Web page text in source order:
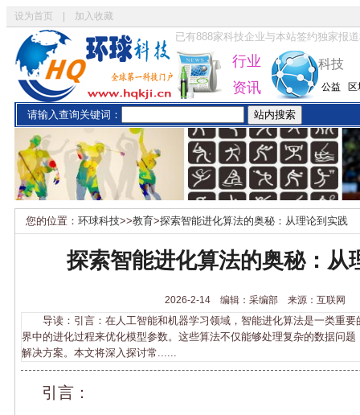
设为首页 加入收藏
已有888家科技企业与本站签约独家报
行业
资讯
科技
公益
请输入查询关键词：
您的位置： 环球科技>>教育>探索智能进化算法的奥秘：从理论到实践
探索智能进化算法的奥秘：从
2026-2-14 编辑：采编部 来源：互联网
导读：引言：在人工智能和机器学习领域，智能进化算法是一类重要
界中的进化过程来优化模型参数。这些算法不仅能够处理复杂的数据问
解决方案。本文将深入探讨常......
引言：